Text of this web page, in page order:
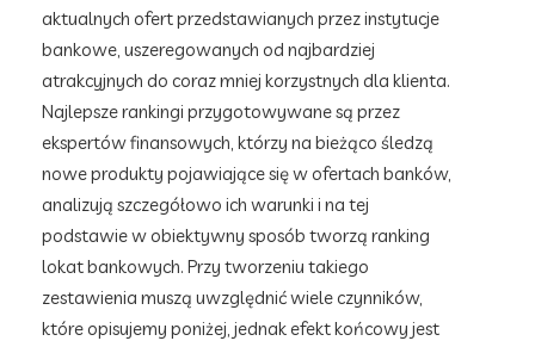
aktualnych ofert przedstawianych przez instytucje
bankowe, uszeregowanych od najbardziej
atrakcyjnych do coraz mniej korzystnych dla klienta.
Najlepsze rankingi przygotowywane są przez
ekspertów finansowych, którzy na bieżąco śledzą
nowe produkty pojawiające się w ofertach banków,
analizują szczegółowo ich warunki i na tej
podstawie w obiektywny sposób tworzą ranking
lokat bankowych. Przy tworzeniu takiego
zestawienia muszą uwzględnić wiele czynników,
które opisujemy poniżej, jednak efekt końcowy jest